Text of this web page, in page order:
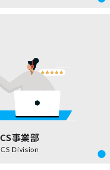
CS事業部
CS Division